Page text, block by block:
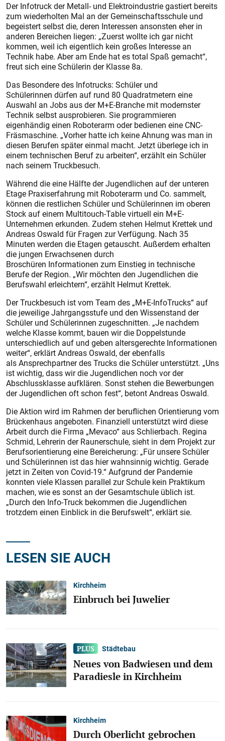
Der Infotruck der Metall- und Elektroindustrie gastiert bereits
zum wiederholten Mal an der Gemeinschaftsschule und
begeistert selbst die, deren Interessen ansonsten eher in
anderen Bereichen liegen: „Zuerst wollte ich gar nicht
kommen, weil ich eigentlich kein großes Interesse an
Technik habe. Aber am Ende hat es total Spaß gemacht“,
freut sich eine Schülerin der Klasse 8a.
Das Besondere des Infotrucks: Schüler und
Schülerinnen dürfen auf rund 80 Quadratmetern eine
Auswahl an Jobs aus der M+E-Branche mit modernster
Technik selbst ausprobieren. Sie programmieren
eigenhändig einen Roboterarm oder bedienen eine CNC-
Fräsmaschine. „Vorher hatte ich keine Ahnung was man in
diesen Berufen später einmal macht. Jetzt überlege ich in
einem technischen Beruf zu arbeiten“, erzählt ein Schüler
nach seinem Truckbesuch.
Während die eine Hälfte der Jugendlichen auf der unteren
Etage Praxiserfahrung mit Roboterarm und Co. sammelt,
können die restlichen Schüler und Schülerinnen im oberen
Stock auf einem Multitouch-Table virtuell ein M+E-
Unternehmen erkunden. Zudem stehen Helmut Krettek und
Andreas Oswald für Fragen zur Verfügung. Nach 35
Minuten werden die Etagen getauscht. Außerdem erhalten
die jungen Erwachsenen durch
Broschüren Informationen zum Einstieg in technische
Berufe der Region. „Wir möchten den Jugendlichen die
Berufswahl erleichtern“, erzählt Helmut Krettek.
Der Truckbesuch ist vom Team des „M+E-InfoTrucks“ auf
die jeweilige Jahrgangsstufe und den Wissenstand der
Schüler und Schülerinnen zugeschnitten. „Je nachdem
welche Klasse kommt, bauen wir die Doppelstunde
unterschiedlich auf und geben altersgerechte Informationen
weiter“, erklärt Andreas Oswald, der ebenfalls
als Ansprechpartner des Trucks die Schüler unterstützt. „Uns
ist wichtig, dass wir die Jugendlichen noch vor der
Abschlussklasse aufklären. Sonst stehen die Bewerbungen
der Jugendlichen oft schon fest“, betont Andreas Oswald.
Die Aktion wird im Rahmen der beruflichen Orientierung vom
Brückenhaus angeboten. Finanziell unterstützt wird diese
Arbeit durch die Firma „Mevaco“ aus Schlierbach. Regina
Schmid, Lehrerin der Raunerschule, sieht in dem Projekt zur
Berufsorientierung eine Bereicherung: „Für unsere Schüler
und Schülerinnen ist das hier wahnsinnig wichtig. Gerade
jetzt in Zeiten von Covid-19.“ Aufgrund der Pandemie
konnten viele Klassen parallel zur Schule kein Praktikum
machen, wie es sonst an der Gesamtschule üblich ist.
„Durch den Info-Truck bekommen die Jugendlichen
trotzdem einen Einblick in die Berufswelt“, erklärt sie.
LESEN SIE AUCH
Kirchheim
Einbruch bei Juwelier
Städtebau
Neues von Badwiesen und dem
Paradiesle in Kirchheim
Kirchheim
Durch Oberlicht gebrochen